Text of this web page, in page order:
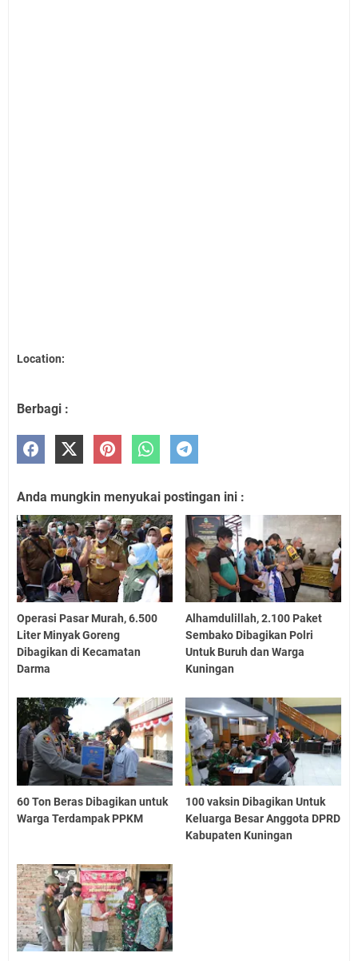
Location:
Berbagi :
Anda mungkin menyukai postingan ini :
Operasi Pasar Murah, 6.500
Liter Minyak Goreng
Dibagikan di Kecamatan
Darma
Alhamdulillah, 2.100 Paket
Sembako Dibagikan Polri
Untuk Buruh dan Warga
Kuningan
60 Ton Beras Dibagikan untuk
Warga Terdampak PPKM
100 vaksin Dibagikan Untuk
Keluarga Besar Anggota DPRD
Kabupaten Kuningan